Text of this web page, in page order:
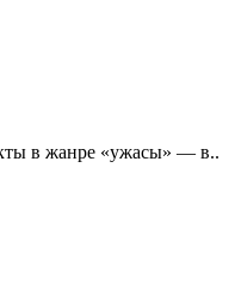
в жанре «ужасы» — в..